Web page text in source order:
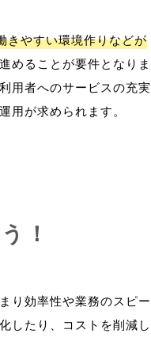
きやすい環境作りなどが
めることが要件となりま
用者へのサービスの充実
！
り効率性や業務のスピー
したり、コストを削減し